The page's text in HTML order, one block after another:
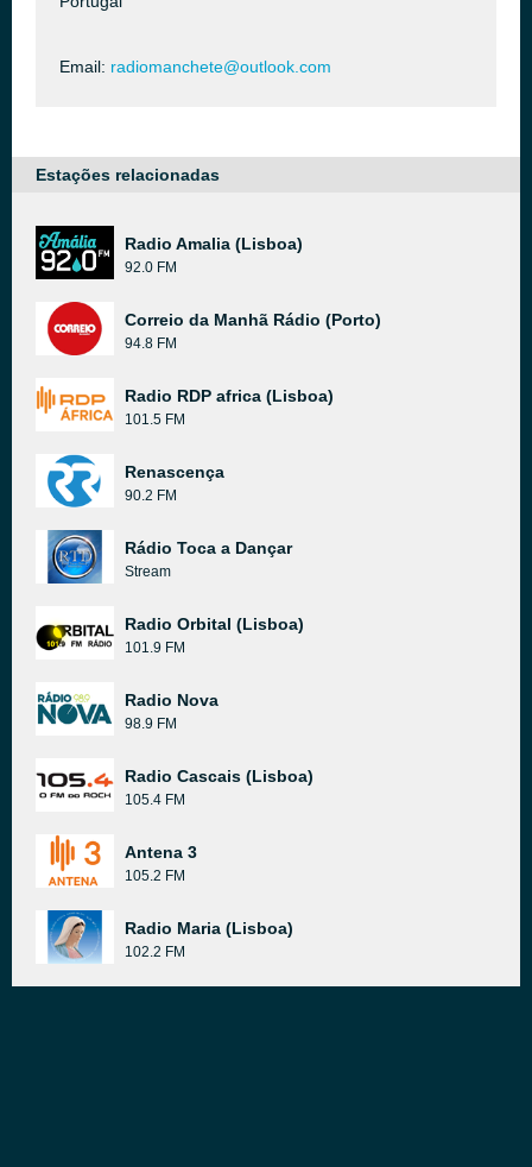
Email: radiomanchete@outlook.com
Estações relacionadas
Radio Amalia (Lisboa)
92.0 FM
Correio da Manhã Rádio (Porto)
94.8 FM
Radio RDP africa (Lisboa)
101.5 FM
Renascença
90.2 FM
Rádio Toca a Dançar
Stream
Radio Orbital (Lisboa)
101.9 FM
Radio Nova
98.9 FM
Radio Cascais (Lisboa)
105.4 FM
Antena 3
105.2 FM
Radio Maria (Lisboa)
102.2 FM